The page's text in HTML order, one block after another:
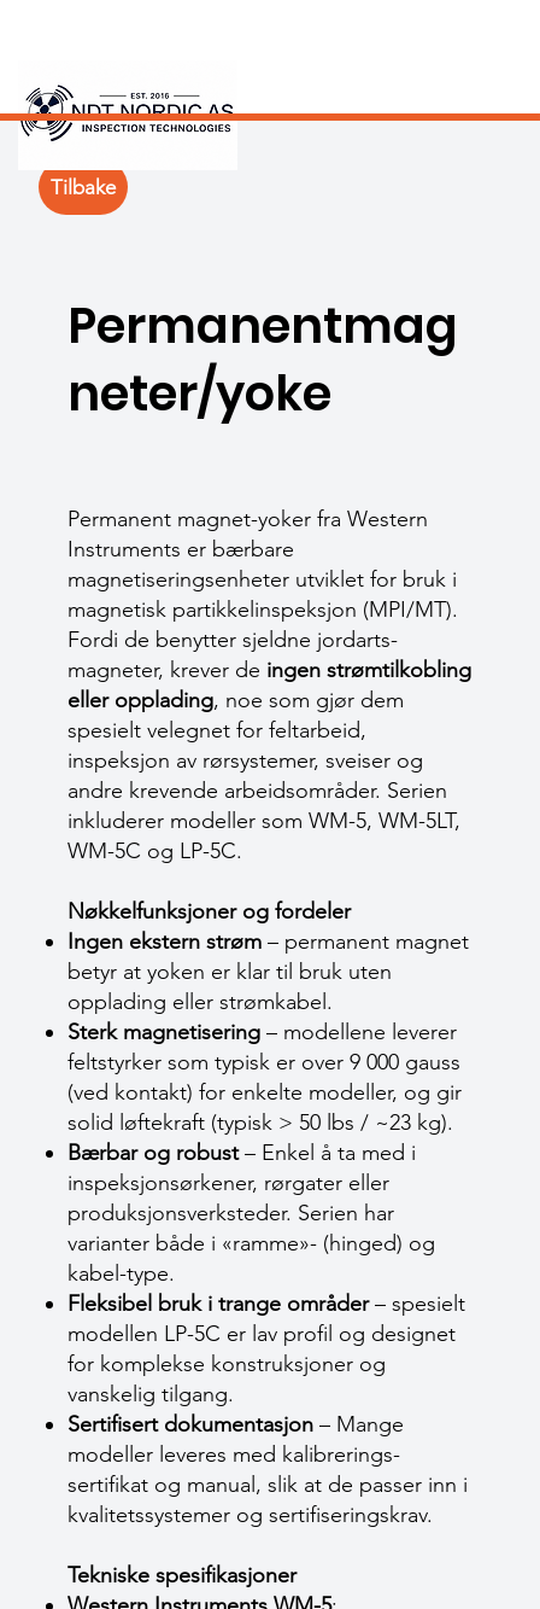
Permanentmag
neter/yoke
Permanent magnet-yoker fra Western
Instruments er bærbare
magnetiseringsenheter utviklet for bruk i
magnetisk partikkelinspeksjon (MPI/MT).
Fordi de benytter sjeldne jordarts-
magneter, krever de ingen strømtilkobling
eller opplading, noe som gjør dem
spesielt velegnet for feltarbeid,
inspeksjon av rørsystemer, sveiser og
andre krevende arbeidsområder. Serien
inkluderer modeller som WM-5, WM-5LT,
WM-5C og LP-5C.
Nøkkelfunksjoner og fordeler
Ingen ekstern strøm – permanent magnet
betyr at yoken er klar til bruk uten
opplading eller strømkabel.
Sterk magnetisering – modellene leverer
feltstyrker som typisk er over 9 000 gauss
(ved kontakt) for enkelte modeller, og gir
solid løftekraft (typisk > 50 lbs / ~23 kg).
Bærbar og robust– Enkel å ta med i
inspeksjonsørkener, rørgater eller
produksjons­verksteder. Serien har
varianter både i «ramme»- (hinged) og
kabel-type.
Fleksibel bruk i trange områder– spesielt
modellen LP-5C er lav profil og designet
for komplekse konstruksjoner og
vanskelig tilgang.
Sertifisert dokumentasjon – Mange
modeller leveres med kalibrerings­
sertifikat og manual, slik at de passer inn i
kvalitetssystemer og sertifiseringskrav.
Tekniske spesifikasjoner
Tilbake